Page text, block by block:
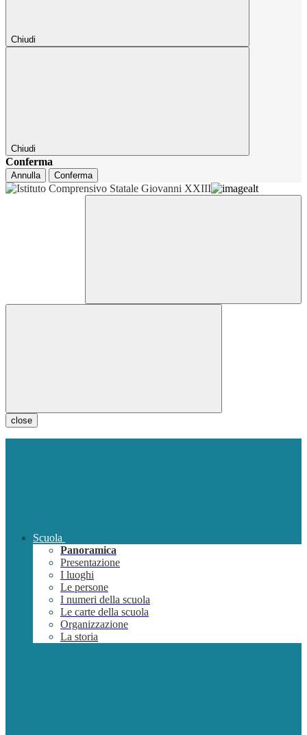
Chiudi
Chiudi
Conferma
Annulla Conferma
close
Scuola
Panoramica
Presentazione
I luoghi
Le persone
I numeri della scuola
Le carte della scuola
Organizzazione
La storia